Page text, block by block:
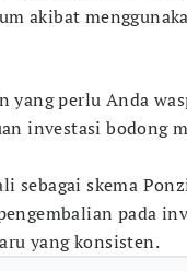
akibat
perlu Anda
investasi bodong
sebagai skema
pada
yang konsisten.